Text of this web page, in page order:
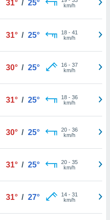
31° / 25°
km/h
31° / 25° 18- 41
km/h
30° / 25° 16- 37
km/h
31° / 25° 18- 36
km/h
30° / 25° 20- 36
km/h
31° / 25° 20- 35
km/h
31° / 27° 14- 31
km/h